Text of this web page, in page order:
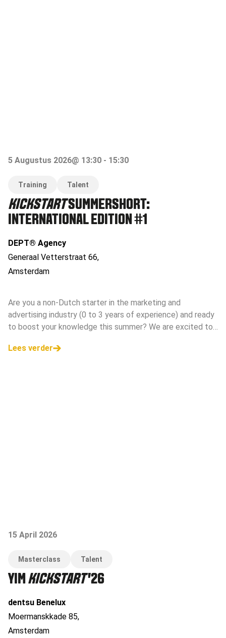
5 Augustus 2026@ 13:30 - 15:30
Training Talent
KICKSTARTSUMMERSHORT:
INTERNATIONAL EDITION #1
DEPT® Agency
Generaal Vetterstraat 66,
Amsterdam
Are you a non-Dutch starter in the marketing and
advertising industry (0 to 3 years of experience) and ready
to boost your knowledge this summer? We are excited to
International Editi
Lees verder
15 April 2026
Masterclass Talent
YIMKICKSTART'26
dentsu Benelux
Moermanskkade 85,
Amsterdam